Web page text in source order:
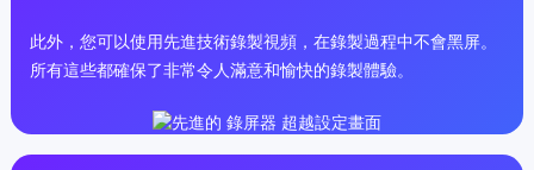
此外，您可以使用先進技術錄製視頻，在錄製過程中不會黑屏。
所有這些都確保了非常令人滿意和愉快的錄製體驗。